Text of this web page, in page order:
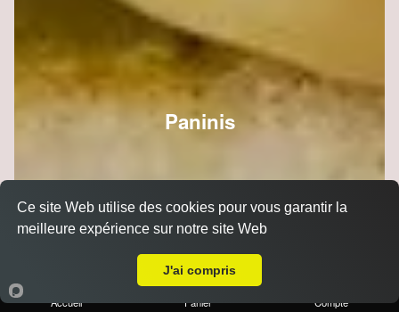
Paninis
Accueil Panier Compte
Ce site Web utilise des cookies pour vous garantir la
meilleure expérience sur notre site Web
J'ai compris